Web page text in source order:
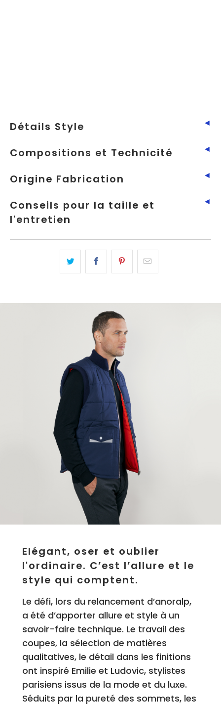
◄
Détails Style
◄
Compositions et Technicité
◄
Origine Fabrication
◄
Conseils pour la taille et
l'entretien
Elégant, oser et oublier
l'ordinaire. C’est l’allure et le
style qui comptent.
Le défi, lors du relancement d’anoralp,
a été d’apporter allure et style à un
savoir-faire technique. Le travail des
coupes, la sélection de matières
qualitatives, le détail dans les finitions
ont inspiré Emilie et Ludovic, stylistes
parisiens issus de la mode et du luxe.
Séduits par la pureté des sommets, les